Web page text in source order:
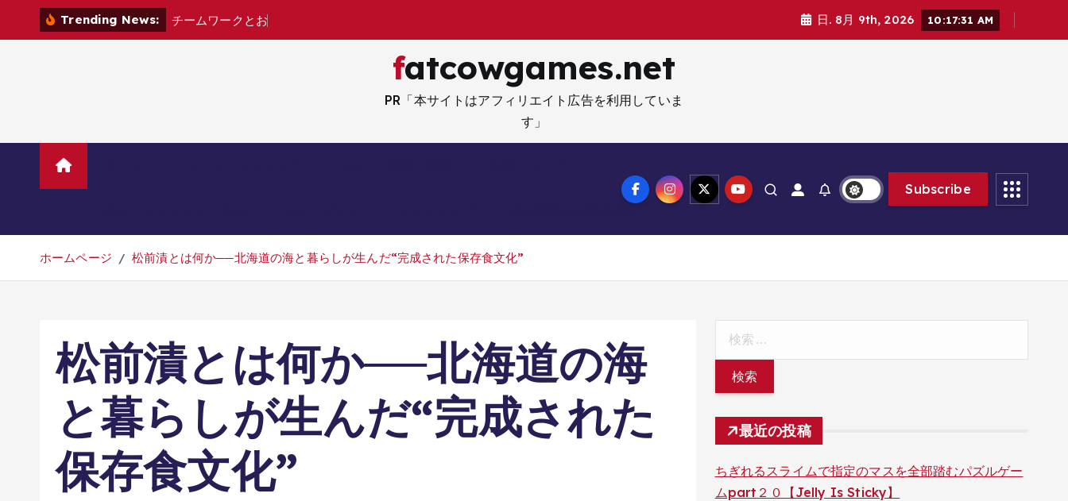
Trending News: チー ム ワー ク と お 日. 8月 9th, 2026 10:17:32 AM
fatcowgames.net
PR「本サイトはアフィリエイト広告を利用していま
す」
Subscribe
ホームページ 松前漬とは何か──北海道の海と暮らしが生んだ“完成された保存食文化”
松前漬とは何か──北海道の海
と暮らしが生んだ“完成された
保存食文化”
最近の投稿
ちぎれるスライムで指定のマスを全部踏むパズルゲー
ムpart２０【Jelly Is Sticky】